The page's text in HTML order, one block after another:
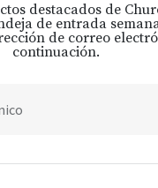
destacados de
de entrada
de correo
continuación.